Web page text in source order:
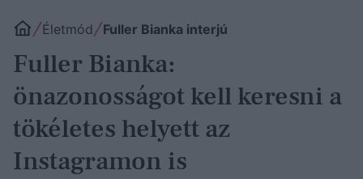
Életmód Fuller Bianka interjú
Fuller Bianka:
önazonosságot kell keresni a
tökéletes helyett az
Instagramon is